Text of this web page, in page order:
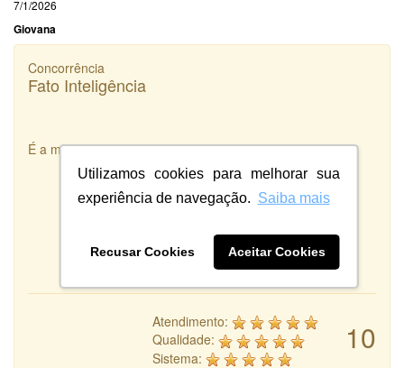
Utilizamos cookies para melhorar sua
experiência de navegação. Saiba mais
Recusar Cookies Aceitar Cookies
7/1/2026
Giovana
Concorrência
Fato Inteligência
É a melhor integradora de Designers que existe!
10
Atendimento:
Qualidade:
Sistema: